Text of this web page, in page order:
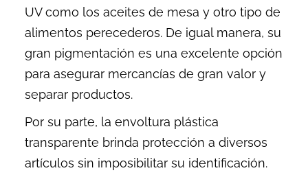
UV como los aceites de mesa y otro tipo de
alimentos perecederos. De igual manera, su
gran pigmentación es una excelente opción
para asegurar mercancías de gran valor y
separar productos.
Por su parte, la envoltura plástica
transparente brinda protección a diversos
artículos sin imposibilitar su identificación.